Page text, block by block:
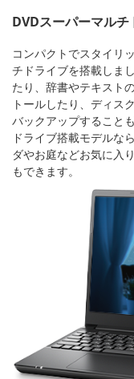
DVDスーパーマル
コンパクトでスタイリ
チドライブを搭載しま
たり、辞書やテキスト
トールしたり、ディス
バックアップすること
ドライブ搭載モデルな
ダやお庭などお気に入
もできます。